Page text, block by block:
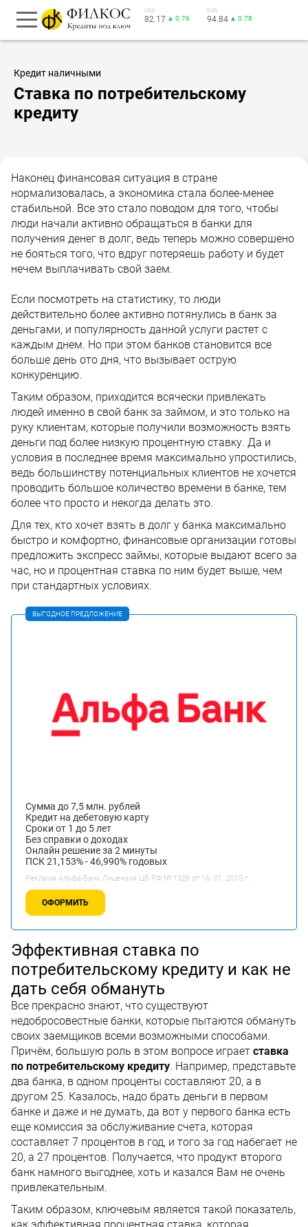
USD
82.17 ▲ 0.76
EUR
94.84 ▲ 0.78
Кредит наличными
Ставка по потребительскому
кредиту
Наконец финансовая ситуация в стране
нормализовалась, а экономика стала более-менее
стабильной. Все это стало поводом для того, чтобы
люди начали активно обращаться в банки для
получения денег в долг, ведь теперь можно совершено
не бояться того, что вдруг потеряешь работу и будет
нечем выплачивать свой заем.
Если посмотреть на статистику, то люди
действительно более активно потянулись в банк за
деньгами, и популярность данной услуги растет с
каждым днем. Но при этом банков становится все
больше день ото дня, что вызывает острую
конкуренцию.
Таким образом, приходится всячески привлекать
людей именно в свой банк за займом, и это только на
руку клиентам, которые получили возможность взять
деньги под более низкую процентную ставку. Да и
условия в последнее время максимально упростились,
ведь большинству потенциальных клиентов не хочется
проводить большое количество времени в банке, тем
более что просто и некогда делать это.
Для тех, кто хочет взять в долг у банка максимально
быстро и комфортно, финансовые организации готовы
предложить экспресс займы, которые выдают всего за
час, но и процентная ставка по ним будет выше, чем
при стандартных условиях.
ВЫГОДНОЕ ПРЕДЛОЖЕНИЕ
Сумма до 7,5 млн. рублей
Кредит на дебетовую карту
Сроки от 1 до 5 лет
Без справки о доходах
Онлайн решение за 2 минуты
ПСК 21,153% - 46,990% годовых
Реклама Альфа-Банк.Лицензия ЦБ РФ № 1326 от 16. 01. 2015 г.
ОФОРМИТЬ
Эффективная ставка по
потребительскому кредиту и как не
дать себя обмануть
Все прекрасно знают, что существуют
недобросовестные банки, которые пытаются обмануть
своих заемщиков всеми возможными способами.
Причём, большую роль в этом вопросе играет ставка
по потребительскому кредиту. Например, представьте
два банка, в одном проценты составляют 20, а в
другом 25. Казалось, надо брать деньги в первом
банке и даже и не думать, да вот у первого банка есть
еще комиссия за обслуживание счета, которая
составляет 7 процентов в год, и того за год набегает не
20, а 27 процентов. Получается, что продукт второго
банк намного выгоднее, хоть и казался Вам не очень
привлекательным.
Таким образом, ключевым является такой показатель,